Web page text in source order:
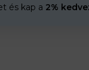
és kap a 2%